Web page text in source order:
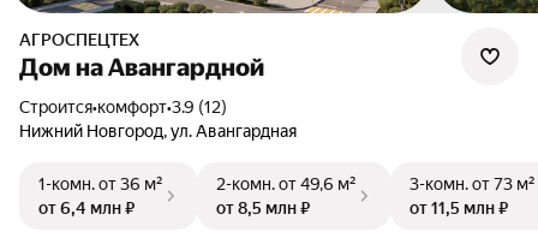
АГРОСПЕЦТЕХ
Дом на Авангардной
Строится•комфорт•3.9 (12)
Нижний Новгород, ул. Авангардная
1-комн.от 36 м²
от 6,4 млн ₽
2-комн.от 49,6 м²
от 8,5 млн ₽
3-комн.от 73 м²
от 11,5 млн ₽